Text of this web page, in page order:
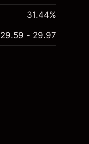
31.44%
29.59 - 29.97